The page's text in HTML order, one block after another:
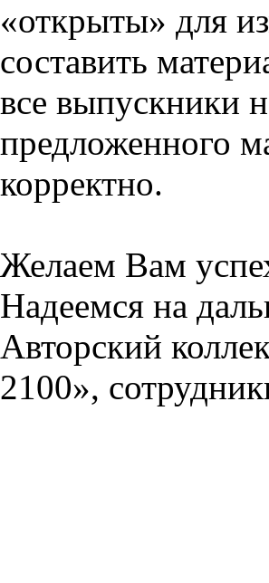
«открыты» для
составить
все выпускники
предложенного
корректно.
Желаем Вам
Надеемся на
Авторский
2100»,